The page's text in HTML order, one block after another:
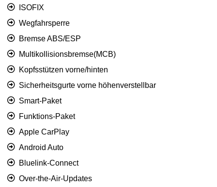
ISOFIX
Wegfahrsperre
Bremse ABS/ESP
Multikollisionsbremse(MCB)
Kopfsstützen vorne/hinten
Sicherheitsgurte vorne höhenverstellbar
Smart-Paket
Funktions-Paket
Apple CarPlay
Android Auto
Bluelink-Connect
Over-the-Air-Updates